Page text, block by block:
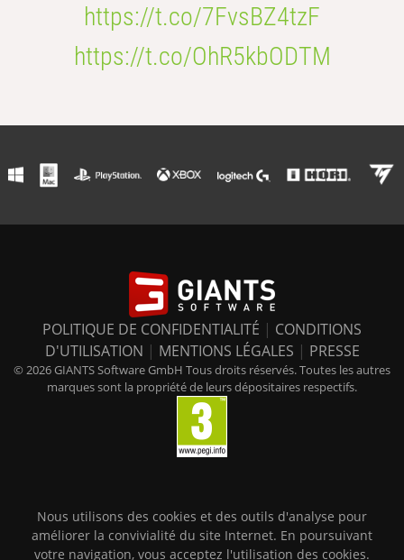
https://t.co/7FvsBZ4tzF
https://t.co/OhR5kbODTM
POLITIQUE DE CONFIDENTIALITÉ | CONDITIONS
D'UTILISATION | MENTIONS LÉGALES | PRESSE
© 2026 GIANTS Software GmbH Tous droits réservés. Toutes les autres
marques sont la propriété de leurs dépositaires respectifs.
Nous utilisons des cookies et des outils d'analyse pour
améliorer la convivialité du site Internet. En poursuivant
votre navigation, vous acceptez l'utilisation des cookies.